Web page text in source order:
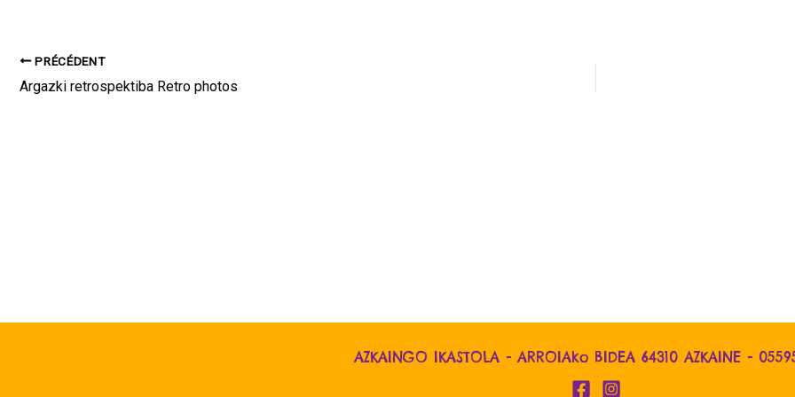
PRÉCÉDENT
Argazki retrospektiba Retro photos
AZKAINGO IKASTOLA - ARROIAko BIDEA 64310 AZKAINE -